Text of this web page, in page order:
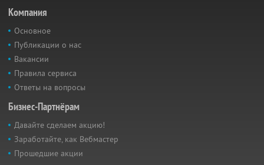
Компания
Основное
Публикации о нас
Вакансии
Правила сервиса
Ответы на вопросы
Бизнес-Партнёрам
Давайте сделаем акцию!
Заработайте, как Вебмастер
Прошедшие акции